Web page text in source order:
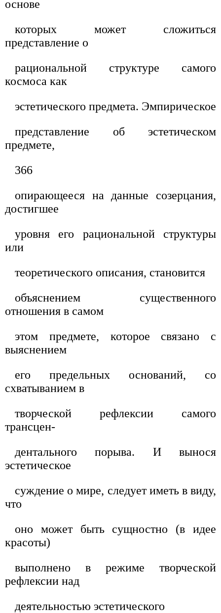
основе
которых может сложиться
представление о
рациональной структуре самого
космоса как
эстетического предмета. Эмпирическое
представление об эстетическом
предмете,
366
опирающееся на данные созерцания,
достигшее
уровня его рациональной структуры
или
теоретического описания, становится
объяснением существенного
отношения в самом
этом предмете, которое связано с
выяснением
его предельных оснований, со
схватыванием в
творческой рефлексии самого
трансцен-
дентального порыва. И вынося
эстетическое
суждение о мире, следует иметь в виду,
что
оно может быть сущностно (в идее
красоты)
выполнено в режиме творческой
рефлексии над
деятельностью эстетического